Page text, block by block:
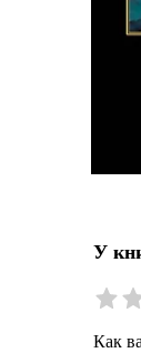
У
Как